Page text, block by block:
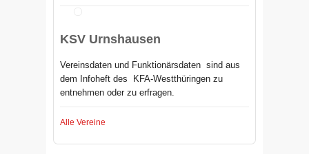
KSV Urnshausen
Vereinsdaten und Funktionärsdaten sind aus
dem Infoheft des
KFA-Westthüringen zu
entnehmen oder zu erfragen.
Alle Vereine